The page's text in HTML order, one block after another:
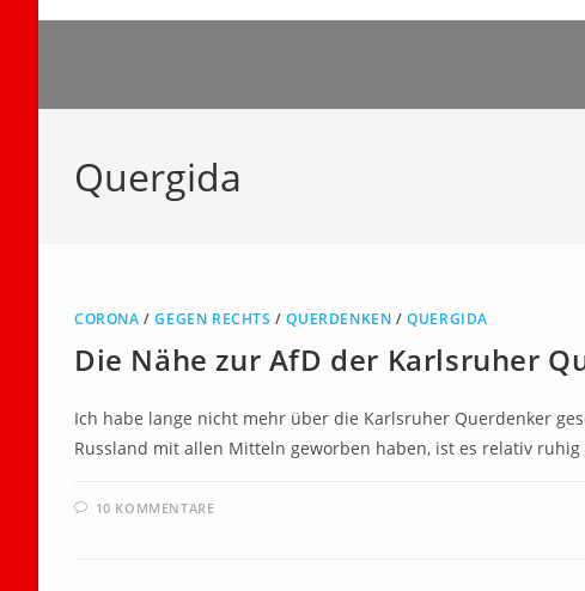
Quergida
CORONA /GEGEN RECHTS /QUERDENKEN /QUERGIDA
Die Nähe zur AfD der Karlsruher
Ich habe lange nicht mehr über die Karlsruher Querdenker
Russland mit allen Mitteln geworben haben, ist es relativ
10 KOMMENTARE